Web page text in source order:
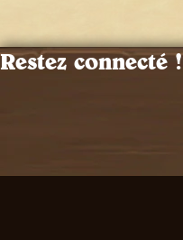
Restez connecté !